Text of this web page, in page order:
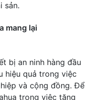
sản.
mang lại
bị an ninh hàng đầu
hiệu quả trong việc
và cộng đồng. Để
trong việc tăng